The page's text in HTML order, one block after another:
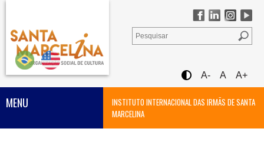
A- A A+
INSTITUTO INTERNACIONAL DAS IRMÃS DE SANTA
MARCELINA
MENU